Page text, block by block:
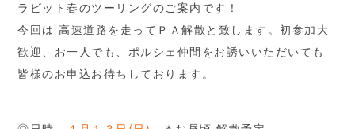
ラビット春のツーリングのご案内です！
今回は 高速道路を走ってＰＡ解散と致します。初参加大
歓迎、お一人でも、ポルシェ仲間をお誘いいただいても
皆様のお申込お待ちしております。